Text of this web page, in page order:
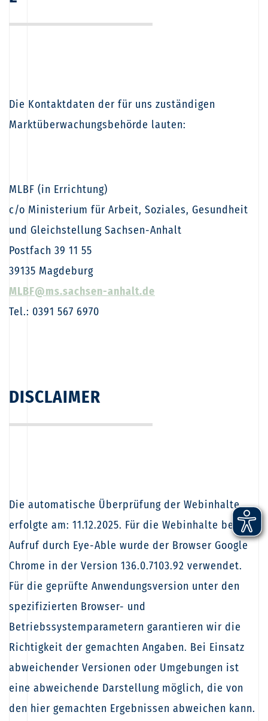
Die Kontaktdaten der für uns zuständigen
Marktüberwachungsbehörde lauten:
MLBF (in Errichtung)
c/o Ministerium für Arbeit, Soziales, Gesundheit
und Gleichstellung Sachsen-Anhalt
Postfach 39 11 55
39135 Magdeburg
MLBF@ms.sachsen-​anhalt.de
Tel.: 0391 567 6970
DISCLAIMER
Die automatische Überprüfung der Webinhalte
erfolgte am: 11.12.2025. Für die Webinhalte beim
Aufruf durch Eye-Able wurde der Browser Google
Chrome in der Version 136.0.7103.92 verwendet.
Für die geprüfte Anwendungsversion unter den
spezifizierten Browser- und
Betriebssystemparametern garantieren wir die
Richtigkeit der gemachten Angaben. Bei Einsatz
abweichender Versionen oder Umgebungen ist
eine abweichende Darstellung möglich, die von
den hier gemachten Ergebnissen abweichen kann.